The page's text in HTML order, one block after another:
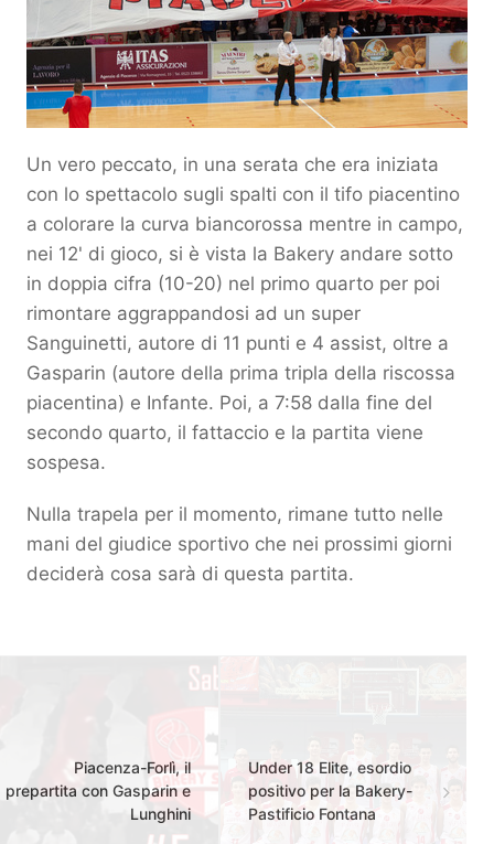
Un vero peccato, in una serata che era iniziata
con lo spettacolo sugli spalti con il tifo piacentino
a colorare la curva biancorossa mentre in campo,
nei 12' di gioco, si è vista la Bakery andare sotto
in doppia cifra (10-20) nel primo quarto per poi
rimontare aggrappandosi ad un super
Sanguinetti, autore di 11 punti e 4 assist, oltre a
Gasparin (autore della prima tripla della riscossa
piacentina) e Infante. Poi, a 7:58 dalla fine del
secondo quarto, il fattaccio e la partita viene
sospesa.
Nulla trapela per il momento, rimane tutto nelle
mani del giudice sportivo che nei prossimi giorni
deciderà cosa sarà di questa partita.
Piacenza-Forlì, il
prepartita con Gasparin e
Lunghini
Under 18 Elite, esordio
positivo per la Bakery-
Pastificio Fontana